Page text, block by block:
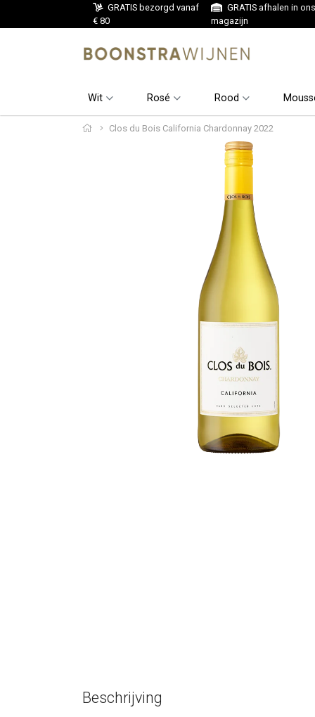
GRATIS bezorgd vanaf
€ 80
GRATIS afhalen in
magazijn
Wit Rosé Rood
Clos du Bois California Chardonnay 2022
Beschrijving